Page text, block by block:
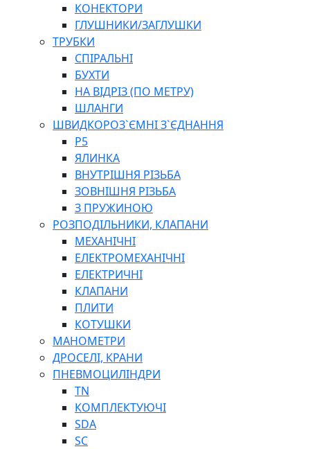
КОНЕКТОРИ
ГЛУШНИКИ/ЗАГЛУШКИ
ТРУБКИ
СПІРАЛЬНІ
БУХТИ
НА ВІДРІЗ (ПО МЕТРУ)
ШЛАНГИ
ШВИДКОРОЗ`ЄМНІ З`ЄДНАННЯ
P5
ЯЛИНКА
ВНУТРІШНЯ РІЗЬБА
ЗОВНІШНЯ РІЗЬБА
З ПРУЖИНОЮ
РОЗПОДІЛЬНИКИ, КЛАПАНИ
МЕХАНІЧНІ
ЕЛЕКТРОМЕХАНІЧНІ
ЕЛЕКТРИЧНІ
КЛАПАНИ
ПЛИТИ
КОТУШКИ
МАНОМЕТРИ
ДРОСЕЛІ, КРАНИ
ПНЕВМОЦИЛІНДРИ
TN
КОМПЛЕКТУЮЧІ
SDA
SC